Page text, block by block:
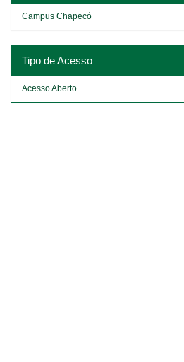
Campus Chapecó
Tipo de Acesso
Acesso Aberto